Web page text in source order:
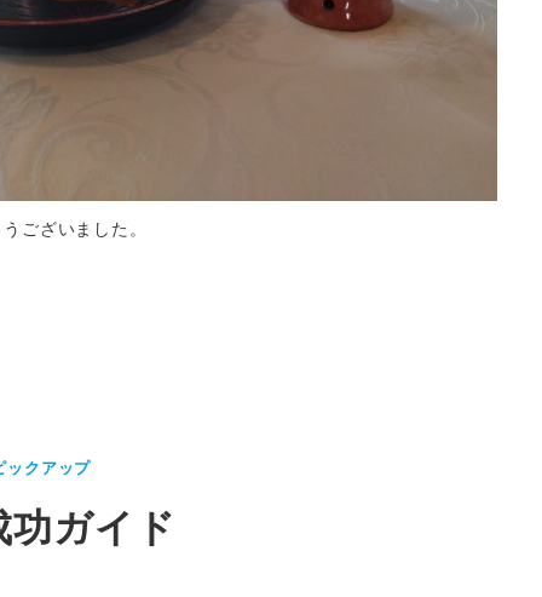
ございました。
ックアップ
ガイド